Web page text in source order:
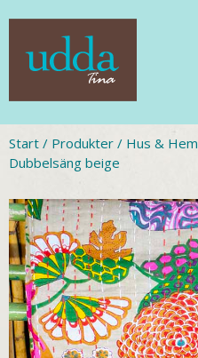
Start / Produkter / Hus & Hem
Dubbelsäng beige